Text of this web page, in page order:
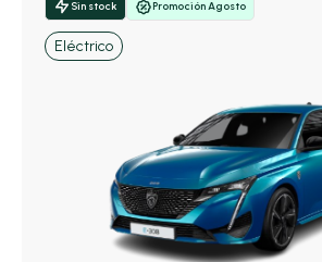
Sin stock Promoción Agosto
Eléctrico